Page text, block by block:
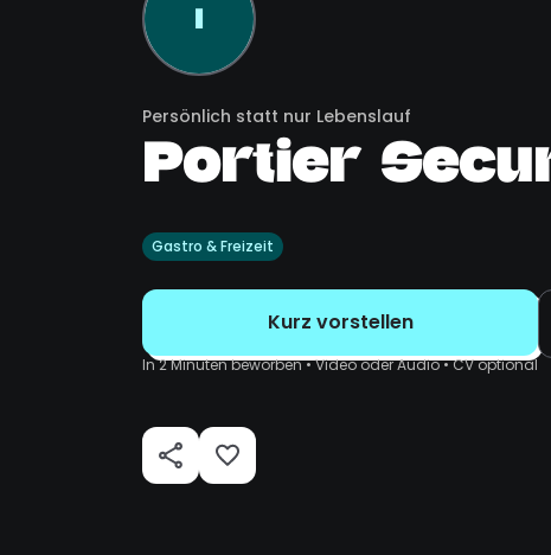
I
Persönlich statt nur Lebenslauf
Portier
Gastro & Freizeit
Kurz vorstellen
In 2 Minuten beworben • Video oder Audio • CV optional